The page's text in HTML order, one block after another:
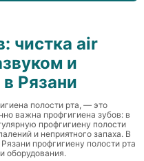
чистка air
и
Рязани
полости рта, — это
важна профгигиена зубов: в
профгигиену полости
и неприятного запаха. В
профгигиену полости рта
оборудования.